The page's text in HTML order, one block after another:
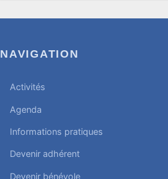
ateliers
d’arts
plastiques
du
20
2023
Écrit
par
NAVIGATION
Activités
Agenda
Informations pratiques
Devenir adhérent
Devenir bénévole